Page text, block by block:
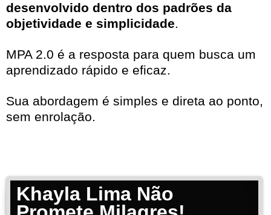
desenvolvido dentro dos padrões da
objetividade e simplicidade.
MPA 2.0 é a resposta para quem busca um
aprendizado rápido e eficaz.
Sua abordagem é simples e direta ao ponto,
sem enrolação.
Khayla Lima Não